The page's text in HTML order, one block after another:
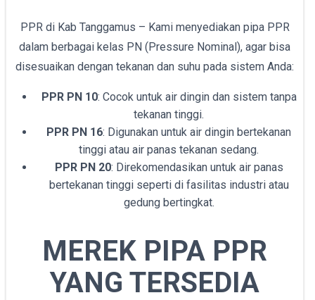
PPR di Kab Tanggamus – Kami menyediakan pipa PPR
dalam berbagai kelas PN (Pressure Nominal), agar bisa
disesuaikan dengan tekanan dan suhu pada sistem Anda:
PPR PN 10: Cocok untuk air dingin dan sistem tanpa
tekanan tinggi.
PPR PN 16: Digunakan untuk air dingin bertekanan
tinggi atau air panas tekanan sedang.
PPR PN 20: Direkomendasikan untuk air panas
bertekanan tinggi seperti di fasilitas industri atau
gedung bertingkat.
MEREK PIPA PPR
YANG TERSEDIA